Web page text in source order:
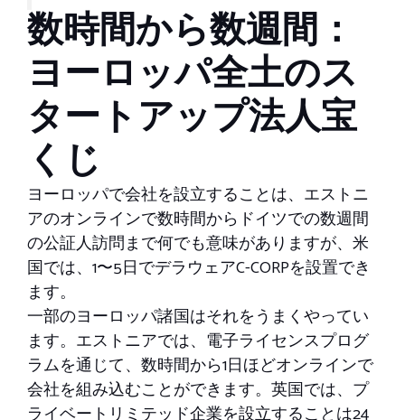
数時間から数週間：
ヨーロッパ全土のス
タートアップ法人宝
くじ
ヨーロッパで会社を設立することは、エストニ
アのオンラインで数時間からドイツでの数週間
の公証人訪問まで何でも意味がありますが、米
国では、1〜5日でデラウェアC-CORPを設置でき
ます。
一部のヨーロッパ諸国はそれをうまくやってい
ます。エストニアでは、電子ライセンスプログ
ラムを通じて、数時間から1日ほどオンラインで
会社を組み込むことができます。英国では、プ
ライベートリミテッド企業を設立することは24